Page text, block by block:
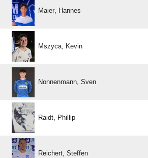
 
 
 
 
 